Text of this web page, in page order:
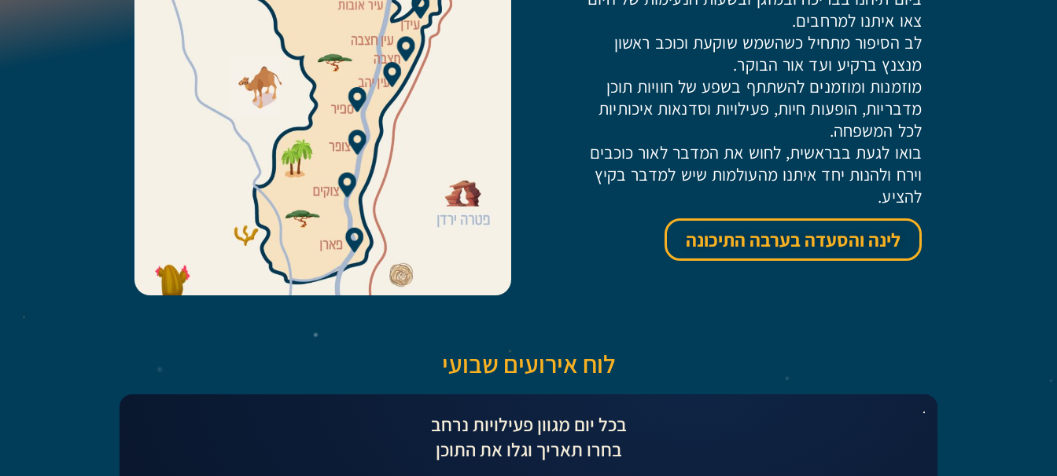
צאו איתנו למרחבים.
לב הסיפור מתחיל כשהשמש שוקעת וכוכב ראשון
מנצנץ ברקיע ועד אור הבוקר.
מוזמנות ומוזמנים להשתתף בשפע של חוויות תוכן
מדבריות, הופעות חיות, פעילויות וסדנאות איכותיות
לכל המשפחה.
בואו לגעת בבראשית, לחוש את המדבר לאור כוכבים
וירח ולהנות יחד איתנו מהעולמות שיש למדבר בקיץ
להציע.
לינה והסעדה בערבה התיכונה
לוח אירועים שבועי
בכל יום מגוון פעילויות נרחב
בחרו תאריך וגלו את התוכן